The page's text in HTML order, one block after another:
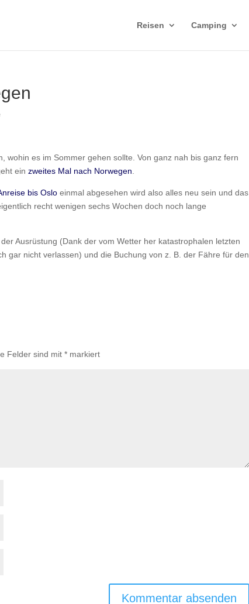
Reisen Camping
wohin es im Sommer gehen sollte. Von ganz nah bis ganz fern
ein zweites Mal nach Norwegen
bis Oslo einmal abgesehen wird also alles neu sein und das
recht wenigen sechs Wochen doch noch lange
Ausrüstung (Dank der vom Wetter her katastrophalen letzten
gar nicht verlassen) und die Buchung von z. B. der Fähre für den
Felder sind mit * markiert